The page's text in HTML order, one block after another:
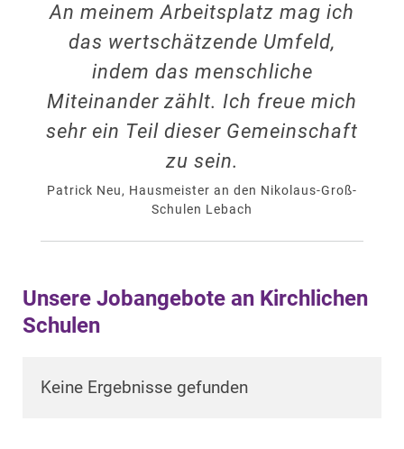
An meinem Arbeitsplatz mag ich
das wertschätzende Umfeld,
indem das menschliche
Miteinander zählt. Ich freue mich
sehr ein Teil dieser Gemeinschaft
zu sein.
Patrick Neu, Hausmeister an den Nikolaus-Groß-
Schulen Lebach
Unsere Jobangebote an Kirchlichen
Schulen
Keine Ergebnisse gefunden